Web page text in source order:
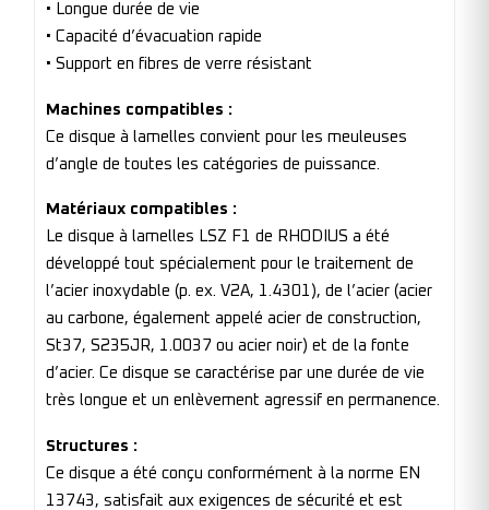
• Longue durée de vie
• Capacité d’évacuation rapide
• Support en fibres de verre résistant
Machines compatibles :
Ce disque à lamelles convient pour les meuleuses
d’angle de toutes les catégories de puissance.
Matériaux compatibles :
Le disque à lamelles LSZ F1 de RHODIUS a été
développé tout spécialement pour le traitement de
l’acier inoxydable (p. ex. V2A, 1.4301), de l’acier (acier
au carbone, également appelé acier de construction,
St37, S235JR, 1.0037 ou acier noir) et de la fonte
d’acier. Ce disque se caractérise par une durée de vie
très longue et un enlèvement agressif en permanence.
Structures :
Ce disque a été conçu conformément à la norme EN
13743, satisfait aux exigences de sécurité et est